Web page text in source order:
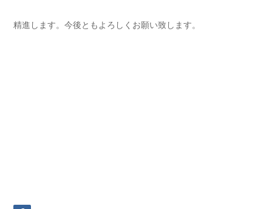
精進します。今後ともよろしくお願い致します。